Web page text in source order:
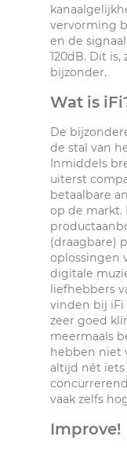
vervorming
en de
120dB. Dit is,
bijzonder.
Wat is
De
de stal van
Inmiddels
uiterst
betaalbare
op de
(draagbare)
oplossingen
digitale
liefhebbers
vinden bij
zeer goed
meermaals
hebben niet
altijd nét
vaak zelfs
Improve!